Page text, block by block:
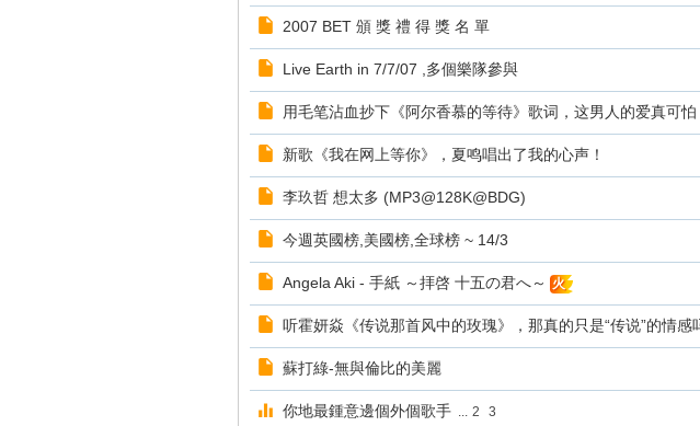
2007 BET 頒 獎 禮 得 獎 名 單
Live Earth in 7/7/07 ,多個樂隊參與
用毛笔沾血抄下《阿尔香慕的等待》歌词，这男人的爱真可怕
新歌《我在网上等你》，夏鸣唱出了我的心声！
李玖哲 想太多 (MP3@128K@BDG)
今週英國榜,美國榜,全球榜 ~ 14/3
Angela Aki - 手紙 ～拝啓 十五の君へ～ 火
听霍妍焱《传说那首风中的玫瑰》，那真的只是“传说”的情感
蘇打綠-無與倫比的美麗
你地最鍾意邊個外個歌手 ... 2 3